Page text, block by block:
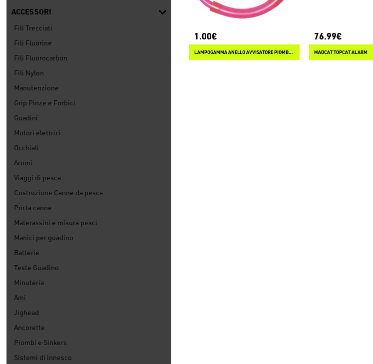
ACCESSORI
Fili Trecciati
Fili Fluorine
Fili Fluorocarbon
Fili Nylon
Manutenzione
Grip Pinze e Forbici
Guadini
Motori elettrici
Occhiali
Aromi
Viaggi di pesca
Costruzione Canne da pesca
Porta canne
Materassini e misura pesci
Manici per guadino
Batterie
Teste Guadino
Minuteria
Ami
Jighead
Ancorette
Piombi e Sinkers
Sistemi di innesco
1.00€
LAMPOGAMMA ANELLO AVVISATORE PIOMBATO
76.99€
MADCAT TOPCAT ALARM